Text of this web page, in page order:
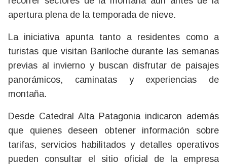
apertura plena de la temporada de nieve.
La iniciativa apunta tanto a residentes como a
turistas que visitan Bariloche durante las semanas
previas al invierno y buscan disfrutar de paisajes
panorámicos, caminatas y experiencias de
montaña.
Desde Catedral Alta Patagonia indicaron además
que quienes deseen obtener información sobre
tarifas, servicios habilitados y detalles operativos
pueden consultar el sitio oficial de la empresa